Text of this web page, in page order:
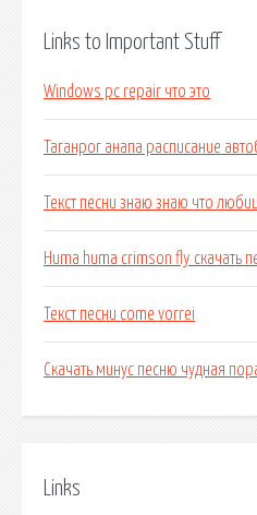
Links to Important Stuff
Windows pc repair что это
Таганрог анапа расписание
Текст песни знаю знаю что
Huma huma crimson fly скачать
Текст песни come vorrei
Скачать минус песню чудная
Links